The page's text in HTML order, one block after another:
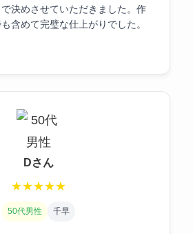
決めさせていただきました。作
含めて完璧な仕上がりでした。
Dさん
★★★★★
50代男性 千早